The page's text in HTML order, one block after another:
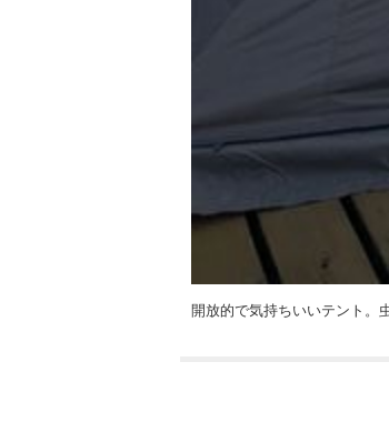
開放的で気持ちいいテント。